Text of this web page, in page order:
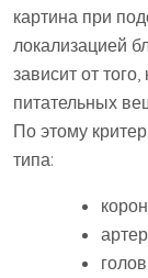
картина при
локализацией
зависит от
питательных
По этому
типа: